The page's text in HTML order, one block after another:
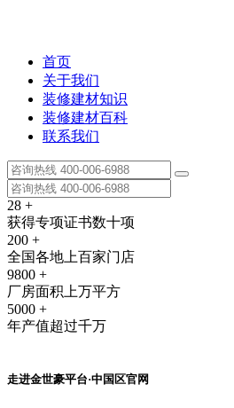
首页
关于我们
装修建材知识
装修建材百科
联系我们
28 +
获得专项证书数十项
200 +
全国各地上百家门店
9800 +
厂房面积上万平方
5000 +
年产值超过千万
走进金世豪平台·中国区官网